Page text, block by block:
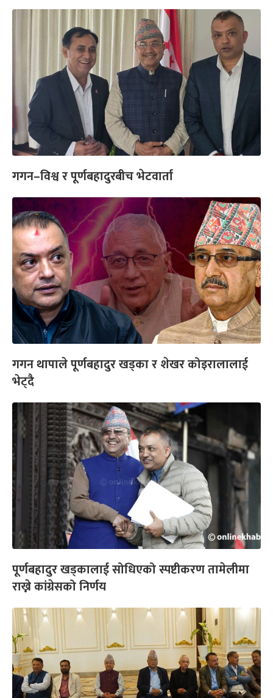
गगन–विश्व र पूर्णबहादुरबीच भेटवार्ता
गगन थापाले पूर्णबहादुर खड्का र शेखर कोइरालालाई
भेट्दै
पूर्णबहादुर खड्कालाई सोधिएको स्पष्टीकरण तामेलीमा
राख्ने कांग्रेसको निर्णय